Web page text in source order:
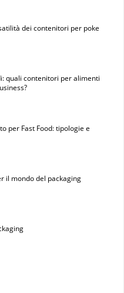
dei contenitori per poke
quali contenitori per alimenti
per Fast Food: tipologie e
il mondo del packaging